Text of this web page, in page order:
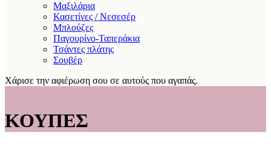
Μαξιλάρια
Κασετίνες / Νεσεσέρ
Μπλούζες
Παγουρίνο-Ταπεράκια
Τσάντες πλάτης
Σουβέρ
Χάρισε την αφιέρωση σου σε αυτούς που αγαπάς.
ΚΟΥΠΕΣ